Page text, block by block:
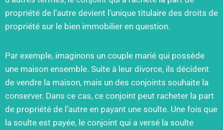
propriété de l’autre devient l’unique titulaire des droits de
propriété sur le bien immobilier en question.
Par exemple, imaginons un couple marié qui possède
une maison ensemble. Suite à leur divorce, ils décident
de vendre la maison, mais un des conjoints souhaite la
conserver. Dans ce cas, ce conjoint peut racheter la part
de propriété de l’autre en payant une soulte. Une fois que
la soulte est payée, le conjoint qui a versé la soulte